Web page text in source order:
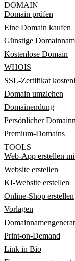
DOMAIN
Domain prüfen
Eine Domain kaufen
Günstige
Kostenlose Domain
WHOIS
SSL-Zertifikat
Domain umziehen
Domainendung
Persönlicher
Premium-Domains
TOOLS
Web-App erstellen
Website erstellen
KI-Website erstellen
Online-Shop erstellen
Vorlagen
Print-on-Demand
Link in Bio